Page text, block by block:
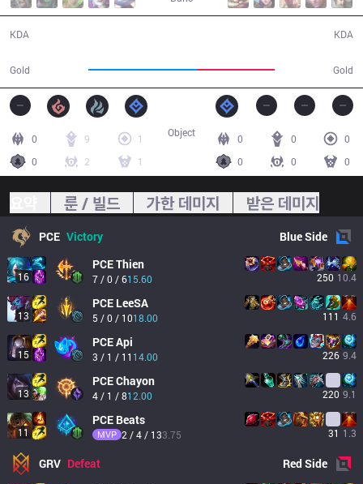
KDA
Gold Gold
KDA
0 9
1
0
2 1
0 0
0
0
0 0
Object
룬 / 빌드 가한 데미지 받은 데미지
PCE Victory BlueSide
16
PCEThien
7 / 0 / 615.60 250 10.4
13
PCE LeeSA
5 / 0 / 1018.00 111 4.6
15
PCEApi
3 / 1 / 11 14.00 226 9.4
13
PCEChayon
4 / 1 / 812.00 220 9.1
11
PCE Beats
MVP 2 / 4 / 133.75 31 1.3
GRV Defeat RedSide